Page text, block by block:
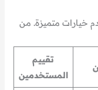
خيارات متميزة. من
تقييم
المستخدمين